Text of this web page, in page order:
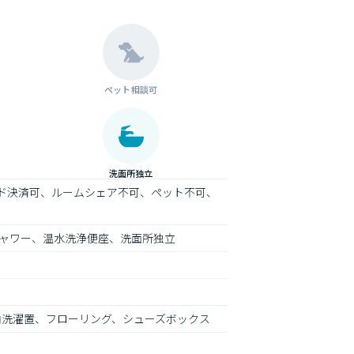
ペット相談可
洗面所独立
済可、ルームシェア不可、ペット不可、
ワー、温水洗浄便座、洗面所独立
濯置、フローリング、シューズボックス